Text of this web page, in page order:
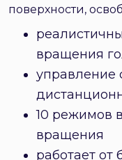
поверхности,
вращения
10 режимов
вращения
работает от